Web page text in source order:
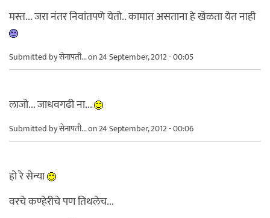
मस्त... जरा नंतर निवांतपणे येतो.. कामात असताना हे खेळता येत नाही
Submitted byसेनापती...on 24 September, 2012 - 00:05
लाजो... जाधवगढी ना...
Submitted byसेनापती...on 24 September, 2012 - 00:06
हो रे सेन्या
वरचे कण्हेरीचे पण तिथलेच...